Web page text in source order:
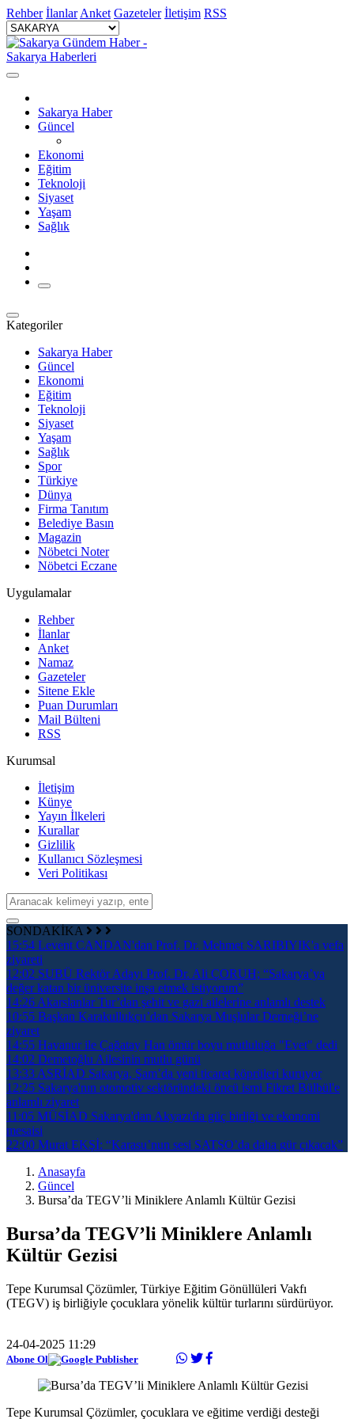
Rehber İlanlar Anket Gazeteler İletişim RSS
Sakarya Haber
Güncel
Ekonomi
Eğitim
Teknoloji
Siyaset
Yaşam
Sağlık
Kategoriler
Sakarya Haber
Güncel
Ekonomi
Eğitim
Teknoloji
Siyaset
Yaşam
Sağlık
Spor
Türkiye
Dünya
Firma Tanıtım
Belediye Basın
Magazin
Nöbetci Noter
Nöbetci Eczane
Uygulamalar
Rehber
İlanlar
Anket
Namaz
Gazeteler
Sitene Ekle
Puan Durumları
Mail Bülteni
RSS
Kurumsal
İletişim
Künye
Yayın İlkeleri
Kurallar
Gizlilik
Kullanıcı Sözleşmesi
Veri Politikası
SONDAKİKA
15:54 Levent CANDAN'dan Prof. Dr. Mehmet SARIBIYIK'a vefa
ziyareti
12:02 SUBÜ Rektör Adayı Prof. Dr. Ali ÇORUH; “Sakarya’ya
değer katan bir üniversite inşa etmek istiyorum”
14:26 Akarslanlar Tur’dan şehit ve gazi ailelerine anlamlı destek
10:55 Başkan Karakullukçu’dan Sakarya Muşlular Derneği’ne
ziyaret
14:55 Havanur ile Çağatay Han ömür boyu mutluluğa "Evet" dedi
14:02 Demetoğlu Ailesinin mutlu günü
13:33 ASRİAD Sakarya, Şam’da yeni ticaret köprüleri kuruyor
12:25 Sakarya'nın otomotiv sektöründeki öncü ismi Fikret Bülbül'e
anlamlı ziyaret
11:05 MÜSİAD Sakarya'dan Akyazı'da güç birliği ve ekonomi
mesaisi
22:00 Murat EKŞİ: “Karasu’nun sesi SATSO’da daha gür çıkacak”
Anasayfa
Güncel
Bursa’da TEGV’li Miniklere Anlamlı Kültür Gezisi
Bursa’da TEGV’li Miniklere Anlamlı
Kültür Gezisi
Tepe Kurumsal Çözümler, Türkiye Eğitim Gönüllüleri Vakfı
(TEGV) iş birliğiyle çocuklara yönelik kültür turlarını sürdürüyor.
24-04-2025 11:29
Abone Ol
Tepe Kurumsal Çözümler, çocuklara ve eğitime verdiği desteği